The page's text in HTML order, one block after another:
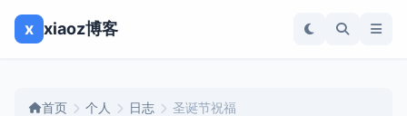
x xiaoz博客
首页 个人 日志 圣诞节祝福